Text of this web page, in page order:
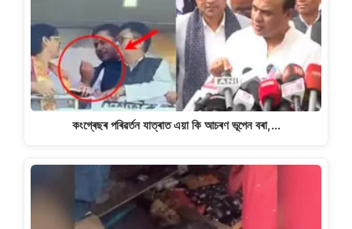
কংগ্ৰেছৰ পৰিৱৰ্তন যাত্ৰাত এয়া কি আচৰণ ভূপেন বৰা,…